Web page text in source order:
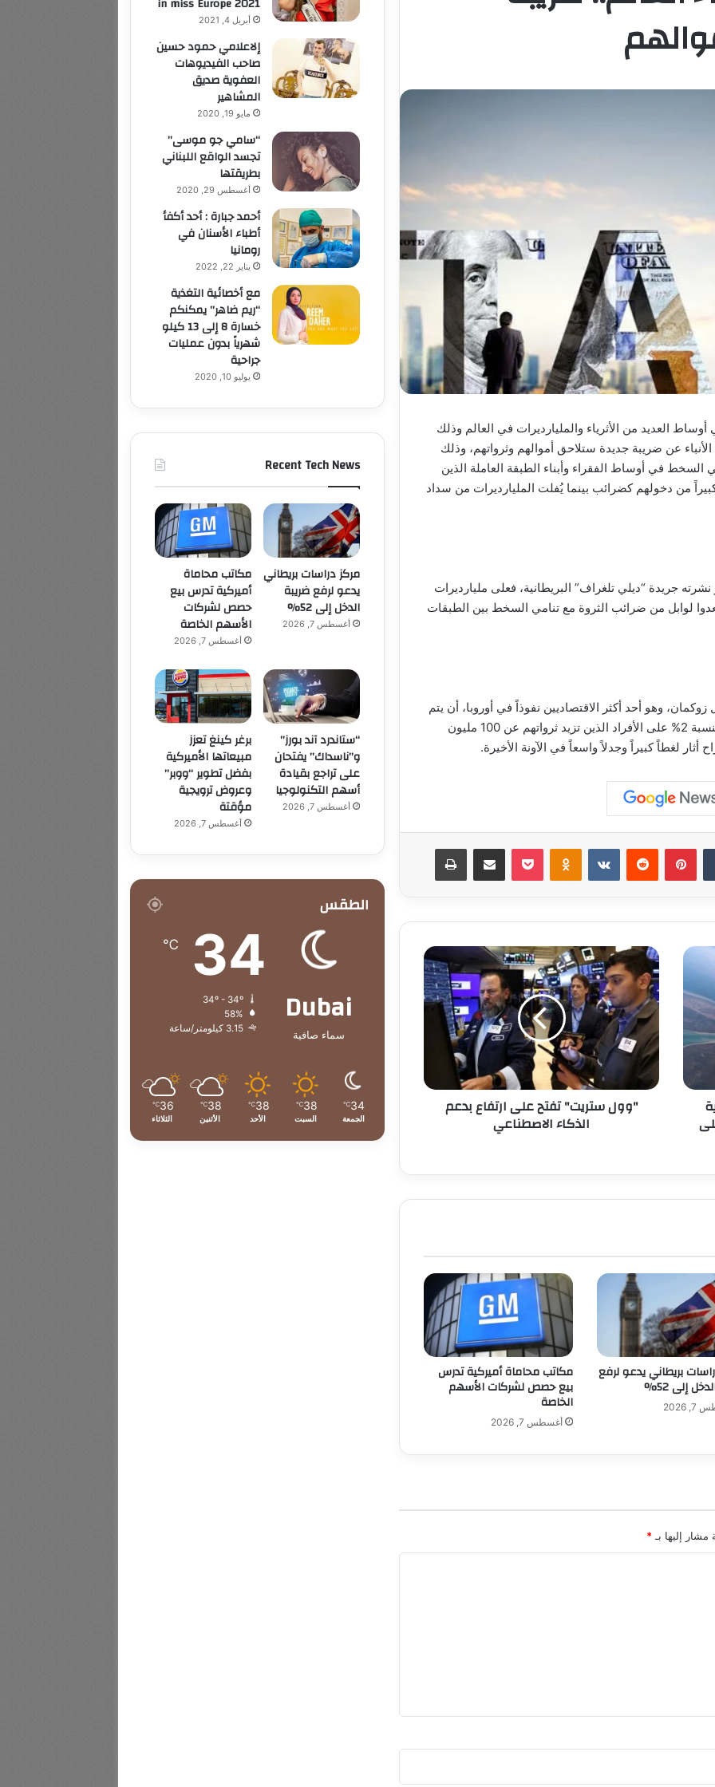
العديد من الأثرياء والمليارديرات في العالم وذلك
عن ضريبة جديدة ستلاحق أموالهم وثرواتهم، وذلك
السخط في أوساط الفقراء وأبناء الطبقة العاملة الذين
من دخولهم كضرائب بينما يُفلت المليارديرات من سداد
جريدة “ديلي تلغراف” البريطانية، فعلى مليارديرات
لوابل من ضرائب الثروة مع تنامي السخط بين الطبقات
زوكمان، وهو أحد أكثر الاقتصاديين نفوذاً في أوروبا، أن يتم
فرض ضريبة بنسبة 2% على الأفراد الذين تزيد ثرواتهم عن 100 مليون
أثار لغطاً كبيراً وجدلاً واسعاً في الآونة الأخيرة.
‏Tumblr بينتيريست
‏Reddit
‏VKontakte
Odnoklassniki
‫Pocket مشاركة عبر البريد طباعة
"وول
ستريت"
تفتح
على
ارتفاع
بدعم
الذكاء
الاصطناعي
"وول ستريت" تفتح على ارتفاع بدعم
الذكاء الاصطناعي
بريطاني يدعو لرفع
إلى 52%
2026
مكاتب محاماة أميركية تدرس
بيع حصص لشركات الأسهم
الخاصة
أغسطس 7, 2026
مشار إليها بـ *
أبريل 4, 2021
إلاعلامي حمود حسين
صاحب الفيديوهات
العفوية صديق
المشاهير
مايو 19, 2020
“سامي جو موسى”
تجسد الواقع اللبناني
بطريقتها
أغسطس 29, 2020
أحمد جبارة : أحد أكفأ
أطباء الأسنان في
رومانيا
يناير 22, 2022
مع أخصائية التغذية
“ريم ضاهر” يمكنكم
خسارة 8 إلى 13 كيلو
شهرياً بدون عمليات
جراحية
يوليو 10, 2020
Recent Tech News
مركز دراسات بريطاني
يدعو لرفع ضريبة
الدخل إلى 52%
أغسطس 7, 2026
مكاتب محاماة
أميركية تدرس بيع
حصص لشركات
الأسهم الخاصة
أغسطس 7, 2026
“ستاندرد آند بورز”
و”ناسداك” يفتحان
على تراجع بقيادة
أسهم التكنولوجيا
أغسطس 7, 2026
برغر كينغ تعزز
مبيعاتها الأميركية
بفضل تطوير “ووبر”
وعروض ترويجية
مؤقتة
أغسطس 7, 2026
الطقس
Dubai
سماء صافية
34
℃
58%
3.15 كيلومتر/ساعة
34
℃
الجمعة
38
℃
السبت
38
℃
الأحد
38
℃
الأثنين
36
℃
الثلاثاء